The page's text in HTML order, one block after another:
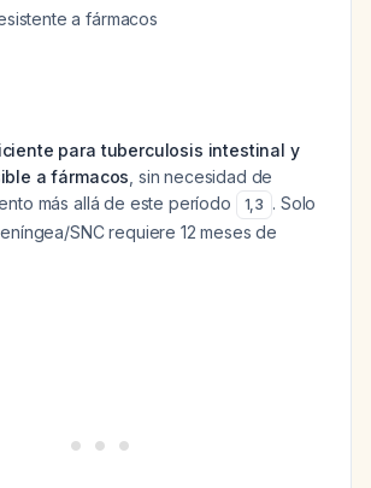
a fármacos
para tuberculosis intestinal y
a fármacos , sin necesidad de
más allá de este período
1,3 . Solo
SNC requiere 12 meses de